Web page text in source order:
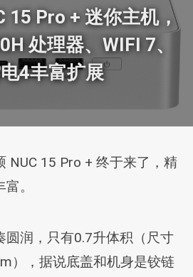
15 Pro + 迷你主机，
处理器、WIFI 7、
4丰富扩展
NUC 15 Pro + 终于来了，精
。
圆润，只有0.7升体积（尺寸
），据说底盖和机身是铰链